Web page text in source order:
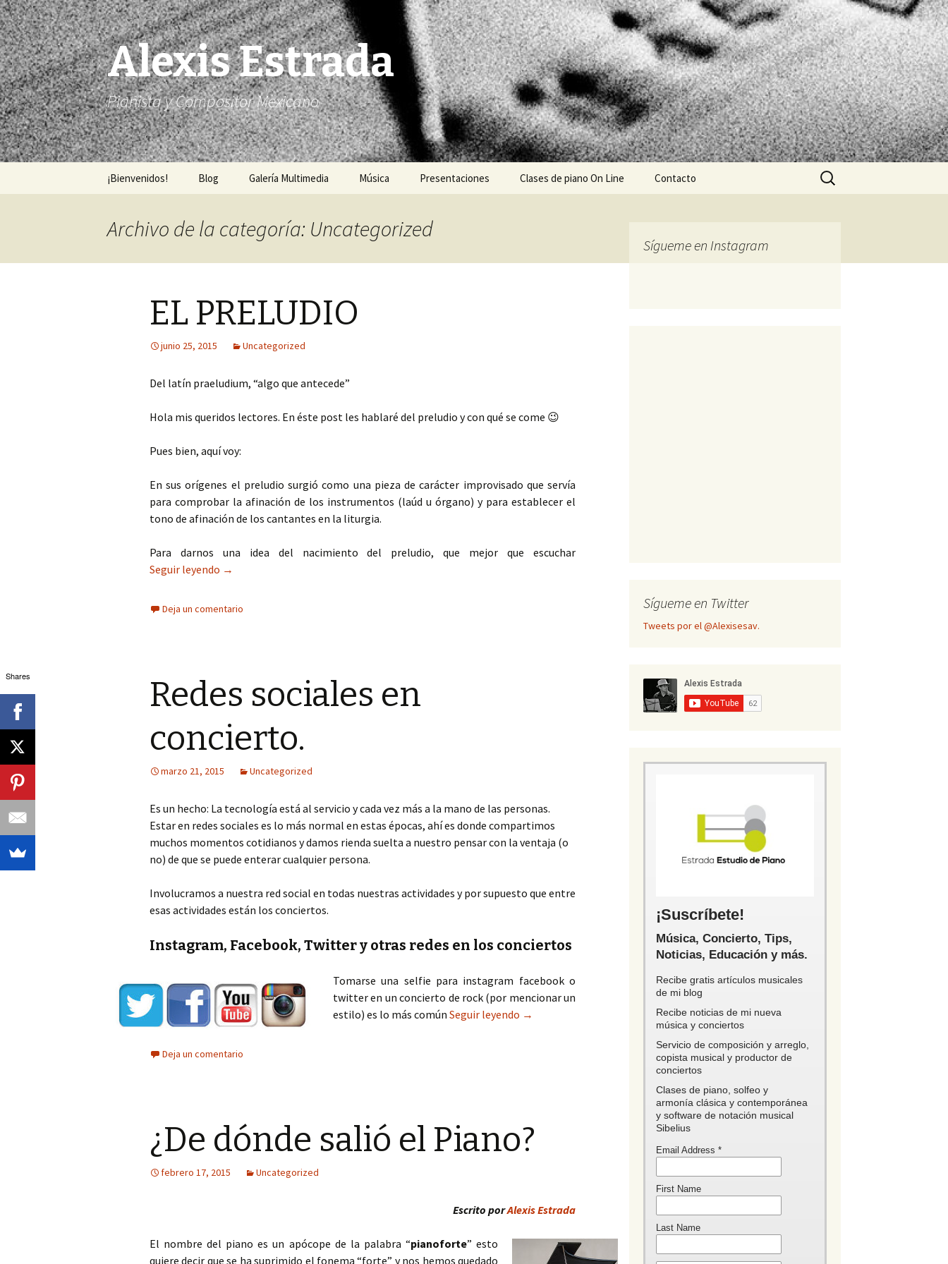
Alexis Estrada
Pianista y Compositor Mexicano
¡Bienvenidos! Blog Galería Multimedia Música Presentaciones Clases de piano On Line Contacto
Buscar:
Archivo de la categoría: Uncategorized
EL PRELUDIO
junio 25, 2015 Uncategorized
Del latín praeludium, “algo que antecede”
Hola mis queridos lectores. En éste post les hablaré del preludio y con qué se come 😉
Pues bien, aquí voy:
En sus orígenes el preludio surgió como una pieza de carácter improvisado que servía
para comprobar la afinación de los instrumentos (laúd u órgano) y para establecer el
tono de afinación de los cantantes en la liturgia.
Para darnos una idea del nacimiento del preludio, que mejor que escuchar
Seguir leyendo EL PRELUDIO
→
Deja un comentario
Redes sociales en
concierto.
marzo 21, 2015 Uncategorized
Es un hecho: La tecnología está al servicio y cada vez más a la mano de las personas.
Estar en redes sociales es lo más normal en estas épocas, ahí es donde compartimos
muchos momentos cotidianos y damos rienda suelta a nuestro pensar con la ventaja (o
no) de que se puede enterar cualquier persona.
Involucramos a nuestra red social en todas nuestras actividades y por supuesto que entre
esas actividades están los conciertos.
Instagram, Facebook, Twitter y otras redes en los conciertos
Tomarse una selfie para instagram facebook o
twitter en un concierto de rock (por mencionar un
estilo) es lo más común Seguir leyendo Redes sociales en concierto.
→
Deja un comentario
¿De dónde salió el Piano?
febrero 17, 2015 Uncategorized
Escrito porAlexis Estrada
El nombre del piano es un apócope de la palabra “pianoforte” esto
quiere decir que se ha suprimido el fonema “forte” y nos hemos quedado
Sígueme en Instagram
Sígueme en Twitter
Tweets por el @Alexisesav.
¡Suscríbete!
Música, Concierto, Tips,
Noticias, Educación y más.
Recibe gratis artículos musicales
de mi blog
Recibe noticias de mi nueva
música y conciertos
Servicio de composición y arreglo,
copista musical y productor de
conciertos
Clases de piano, solfeo y
armonía clásica y contemporánea
y software de notación musical
Sibelius
Email Address *
First Name
Last Name
Shares